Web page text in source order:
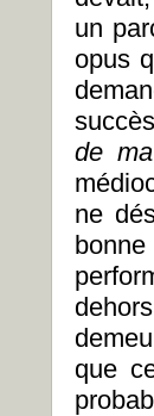
un
opus
de
ne
bonne
que